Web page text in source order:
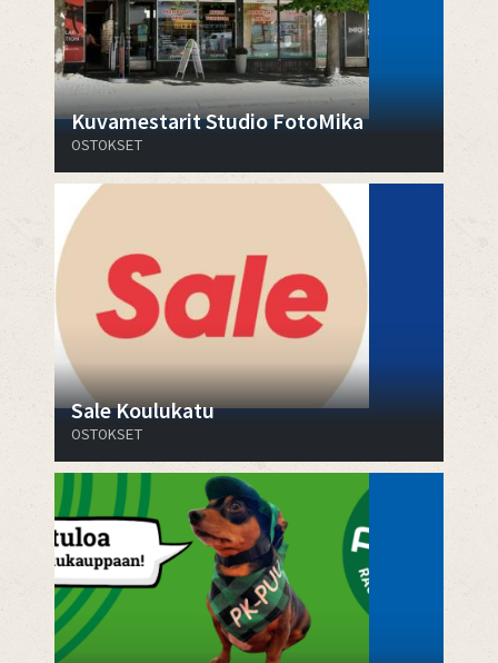
Kuvamestarit Studio FotoMika
OSTOKSET
Sale Koulukatu
OSTOKSET